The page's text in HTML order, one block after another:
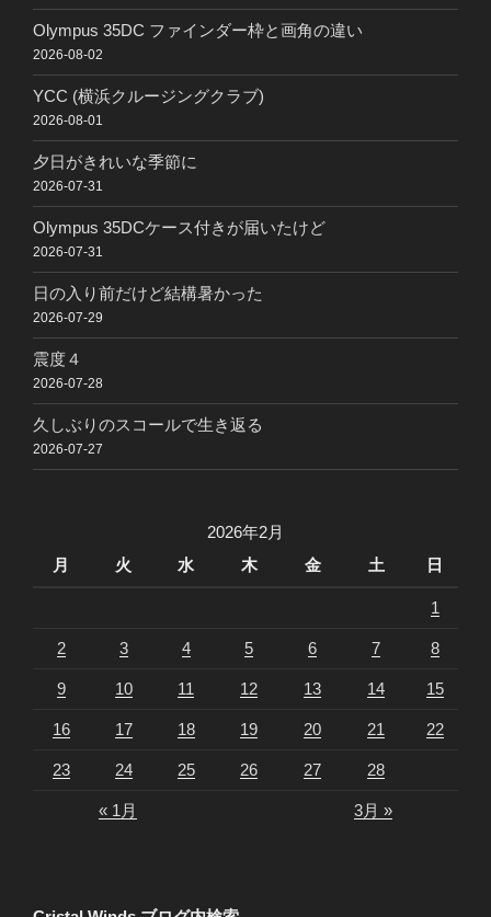
Olympus 35DC ファインダー枠と画角の違い
2026-08-02
YCC (横浜クルージングクラブ)
2026-08-01
夕日がきれいな季節に
2026-07-31
Olympus 35DCケース付きが届いたけど
2026-07-31
日の入り前だけど結構暑かった
2026-07-29
震度４
2026-07-28
久しぶりのスコールで生き返る
2026-07-27
2026年2月
月
火 水 木 金 土 日
1
2 3 4 5 6 7 8
9 10 11 12 13 14 15
16 17 18 19 20 21 22
23 24 25 26 27 28
« 1月 3月 »